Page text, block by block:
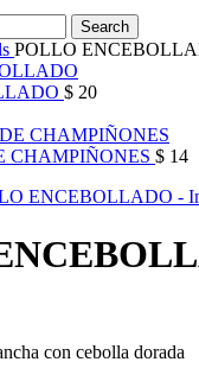
Search
POLLO
$ 20
CHAMPIÑONES $ 14
con cebolla dorada